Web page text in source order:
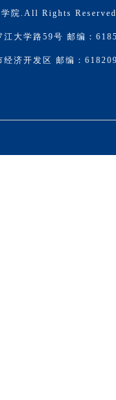
学院.All Rights
江大学路59号 邮编：
经济开发区 邮编：